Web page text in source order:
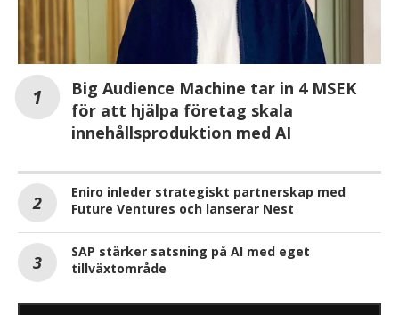
Big Audience Machine tar in 4 MSEK
för att hjälpa företag skala
innehållsproduktion med AI
Eniro inleder strategiskt partnerskap med
Future Ventures och lanserar Nest
SAP stärker satsning på AI med eget
tillväxtområde